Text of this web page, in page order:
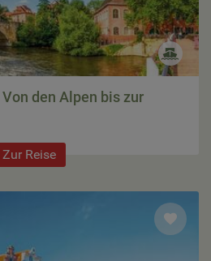
den Alpen bis zur
Zur Reise